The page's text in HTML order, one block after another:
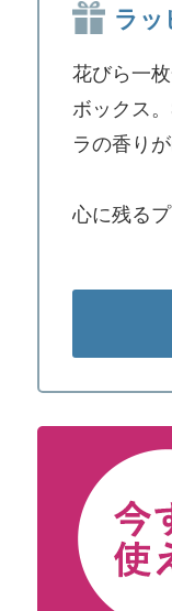
ラッ
花びら一
ボックス
ラの香り
心に残る